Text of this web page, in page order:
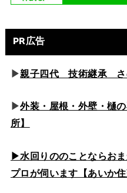
PR広告
▶親子四代 技術継承 さ
▶外装・屋根・外壁・樋
所】
▶水回りののことならお
プロが伺います【あいか住